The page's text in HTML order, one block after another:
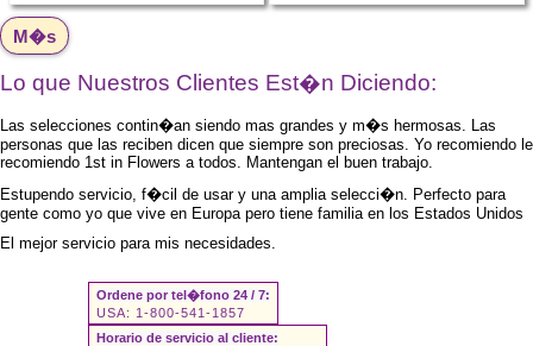
M�s
Lo que Nuestros Clientes Est�n Diciendo:
Las selecciones contin�an siendo mas grandes y m�s hermosas. Las
personas que las reciben dicen que siempre son preciosas. Yo recomiendo le
recomiendo 1st in Flowers a todos. Mantengan el buen trabajo.
Estupendo servicio, f�cil de usar y una amplia selecci�n. Perfecto para
gente como yo que vive en Europa pero tiene familia en los Estados Unidos
El mejor servicio para mis necesidades.
Ordene por tel�fono 24 / 7:
USA: 1-800-541-1857
Horario de servicio al cliente: